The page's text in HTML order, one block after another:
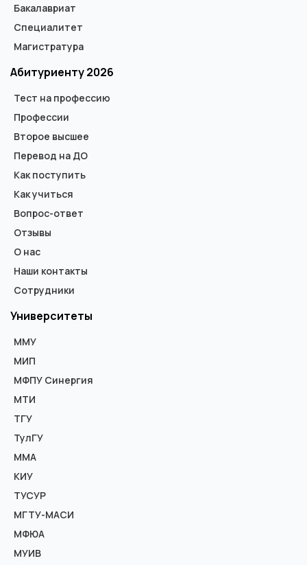
Бакалавриат
Специалитет
Магистратура
Абитуриенту 2026
Тест на профессию
Профессии
Второе высшее
Перевод на ДО
Как поступить
Как учиться
Вопрос-ответ
Отзывы
О нас
Наши контакты
Сотрудники
Университеты
ММУ
МИП
МФПУ Синергия
МТИ
ТГУ
ТулГУ
ММА
КИУ
ТУСУР
МГТУ-МАСИ
МФЮА
МУИВ